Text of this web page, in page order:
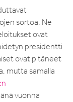
sortoa. Ne
ovat
presidentti
ovat pitäneet
mutta samalla
vuonna